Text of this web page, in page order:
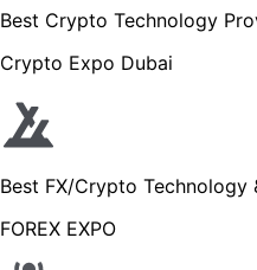
Best Crypto Technology
Crypto Expo Dubai
Best FX/Crypto
FOREX EXPO